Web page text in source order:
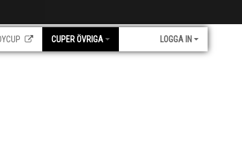
CUPER ÖVRIGA LOGGA IN